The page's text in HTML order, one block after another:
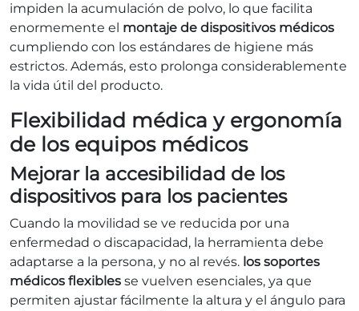
impiden la acumulación de polvo, lo que facilita
enormemente el montaje de dispositivos médicos
cumpliendo con los estándares de higiene más
estrictos. Además, esto prolonga considerablemente
la vida útil del producto.
Flexibilidad médica y ergonomía
de los equipos médicos
Mejorar la accesibilidad de los
dispositivos para los pacientes
Cuando la movilidad se ve reducida por una
enfermedad o discapacidad, la herramienta debe
adaptarse a la persona, y no al revés. los soportes
médicos flexibles se vuelven esenciales, ya que
permiten ajustar fácilmente la altura y el ángulo para